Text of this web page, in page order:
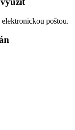
poštou.